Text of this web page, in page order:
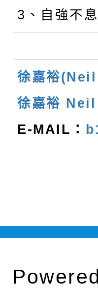
3、自強不息
徐嘉裕
徐嘉裕
E-MAIL：